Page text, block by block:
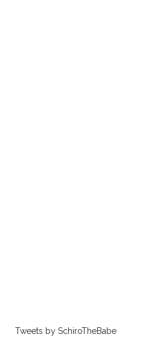
Tweets by SchiroTheBabe